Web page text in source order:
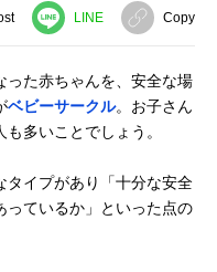
LINE Copy
った赤ちゃんを、安全な場
ベビーサークル。お子さん
多いことでしょう。
タイプがあり「十分な安全
っているか」といった点の